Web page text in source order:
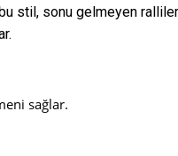
stil, sonu gelmeyen
sağlar.